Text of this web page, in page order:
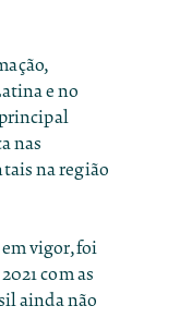
e no
principal
nas
na região
vigor, foi
com as
ainda não